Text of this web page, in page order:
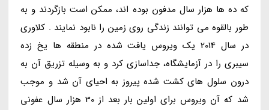
که ده ها هزار سال مدفون بوده اند، ممکن است بازگردند و به
طور بالقوه می توانند زندگی روی زمین را نابود نمایند . کلاوری
در سال 2014 یک ویروس یافت شده در منطقه ها یخ زده
سیبری را در آزمایشگاه، جداسازی کرد و به وسیله تزریق آن به
درون سلول های کشت شده پیروز به احیای آن شد و موجب
شد که آن ویروس برای اولین بار بعد از 30 هزار سال عفونی